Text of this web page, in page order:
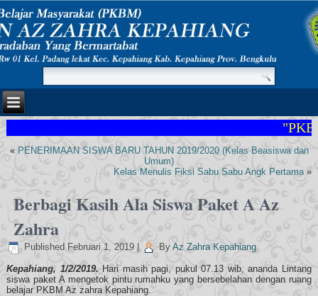
« PENERIMAAN SISWA BARU TAHUN 2019/2020 (Kelas Beasiswa dan
Umum)
Kelas Menulis Fiksi Sabu Sabu Angk Pertama»
Berbagi Kasih Ala Siswa Paket A Az
Zahra
Published Februari 1, 2019 By Az Zahra Kepahiang
Kepahiang, 1/2/2019. Hari masih pagi, pukul 07.13 wib, ananda Lintang
siswa paket A mengetok pintu rumahku yang bersebelahan dengan ruang
belajar PKBM Az zahra Kepahiang.